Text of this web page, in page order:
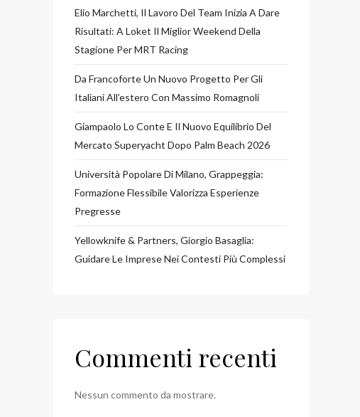
Elio Marchetti, Il Lavoro Del Team Inizia A Dare
Risultati: A Loket Il Miglior Weekend Della
Stagione Per MRT Racing
Da Francoforte Un Nuovo Progetto Per Gli
Italiani All’estero Con Massimo Romagnoli
Giampaolo Lo Conte E Il Nuovo Equilibrio Del
Mercato Superyacht Dopo Palm Beach 2026
Università Popolare Di Milano, Grappeggia:
Formazione Flessibile Valorizza Esperienze
Pregresse
Yellowknife & Partners, Giorgio Basaglia:
Guidare Le Imprese Nei Contesti Più Complessi
Commenti recenti
Nessun commento da mostrare.